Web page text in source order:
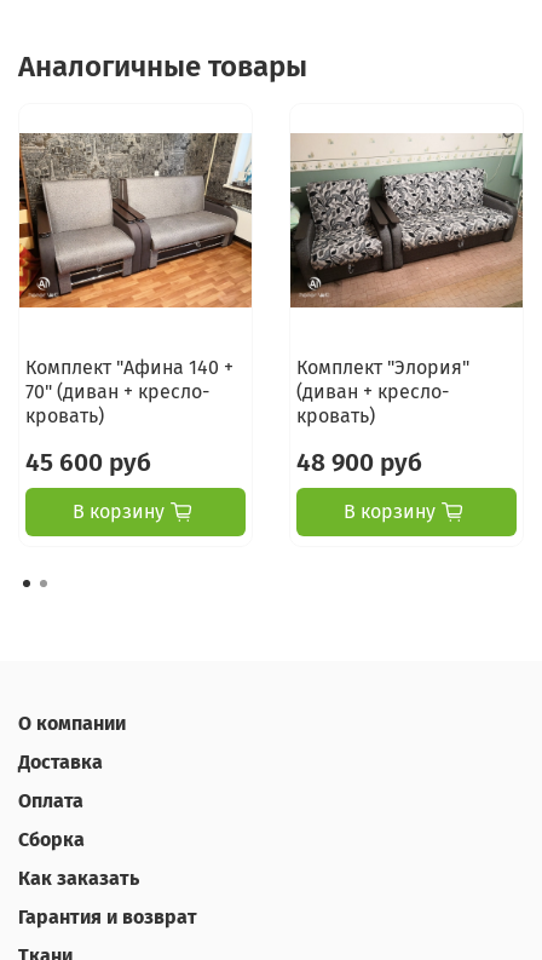
Аналогичные товары
Комплект "Афина 140 +
70" (диван + кресло-
кровать)
45 600 руб
В корзину
Комплект "Элория"
(диван + кресло-
кровать)
48 900 руб
В корзину
О компании
Доставка
Оплата
Сборка
Как заказать
Гарантия и возврат